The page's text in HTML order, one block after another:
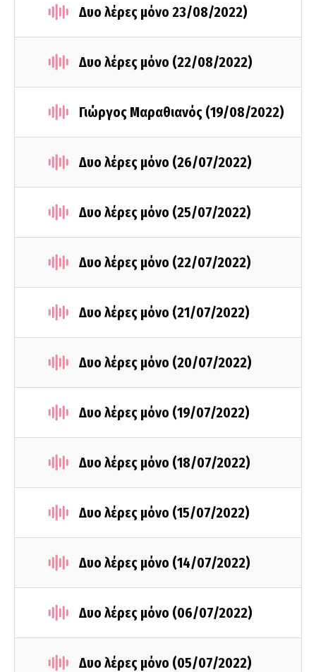
Δυο λέρες μόνο 23/08/2022)
Δυο λέρες μόνο (22/08/2022)
Γιώργος Μαραθιανός (19/08/2022)
Δυο λέρες μόνο (26/07/2022)
Δυο λέρες μόνο (25/07/2022)
Δυο λέρες μόνο (22/07/2022)
Δυο λέρες μόνο (21/07/2022)
Δυο λέρες μόνο (20/07/2022)
Δυο λέρες μόνο (19/07/2022)
Δυο λέρες μόνο (18/07/2022)
Δυο λέρες μόνο (15/07/2022)
Δυο λέρες μόνο (14/07/2022)
Δυο λέρες μόνο (06/07/2022)
Δυο λέρες μόνο (05/07/2022)